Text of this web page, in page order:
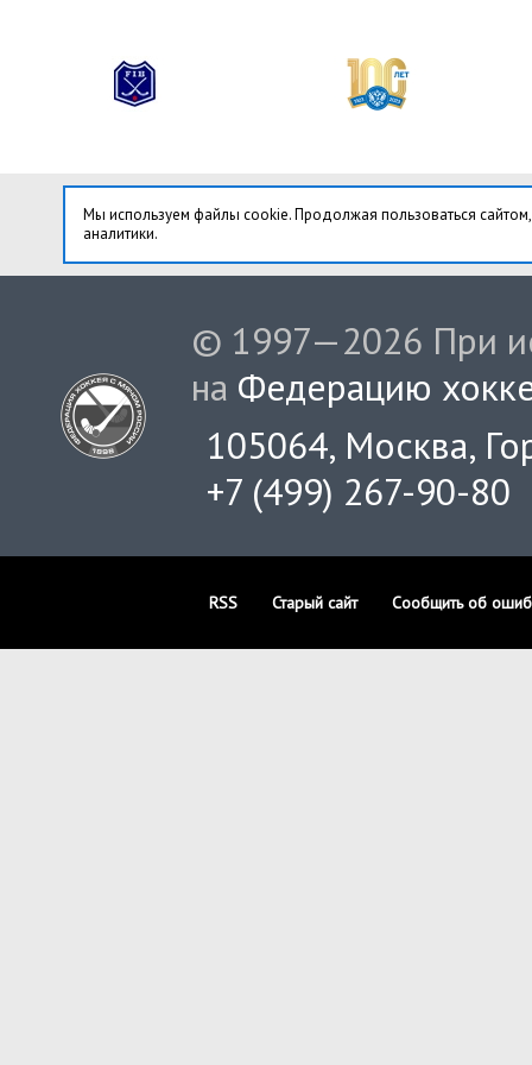
Мы используем файлы cookie. Продолжая пользоваться
аналитики.
© 1997—2026 При
на Федерацию
105064, Москва,
+7 (499) 267-90-80
RSS Старый сайт Сообщить об